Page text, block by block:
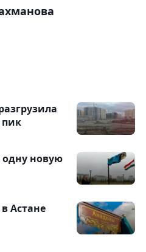
пик
новую
Астане